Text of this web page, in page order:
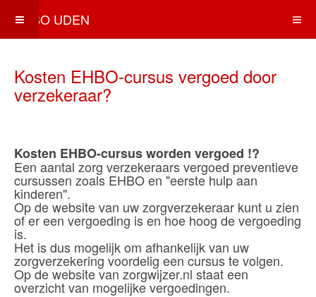
EHBO UDEN
Kosten EHBO-cursus vergoed door
verzekeraar?
Kosten EHBO-cursus worden vergoed !?
Een aantal zorg verzekeraars vergoed preventieve
cursussen zoals EHBO en "eerste hulp aan
kinderen".
Op de website van uw zorgverzekeraar kunt u zien
of er een vergoeding is en hoe hoog de vergoeding
is.
Het is dus mogelijk om afhankelijk van uw
zorgverzekering voordelig een cursus te volgen.
Op de website van zorgwijzer.nl staat een
overzicht van mogelijke vergoedingen.